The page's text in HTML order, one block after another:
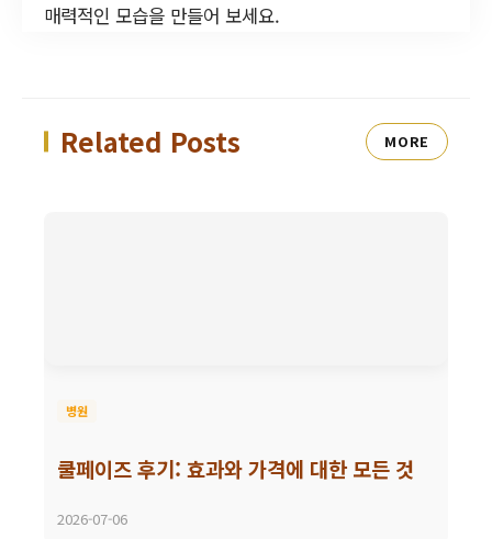
매력적인 모습을 만들어 보세요.
Related Posts MORE
병원
쿨페이즈 후기: 효과와 가격에 대한 모든 것
2026-07-06